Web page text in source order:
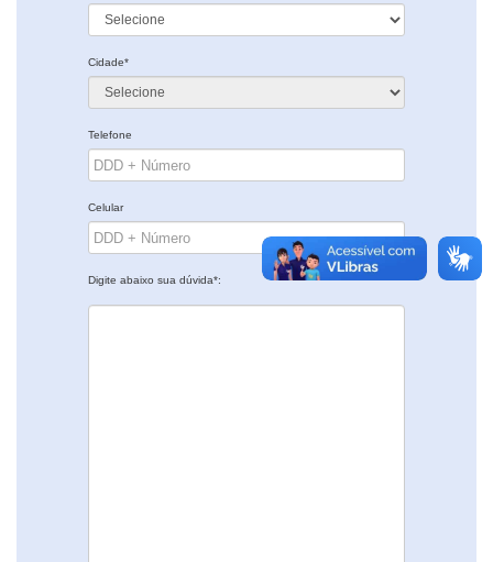
Cidade*
Telefone
Celular
Digite abaixo sua dúvida*: